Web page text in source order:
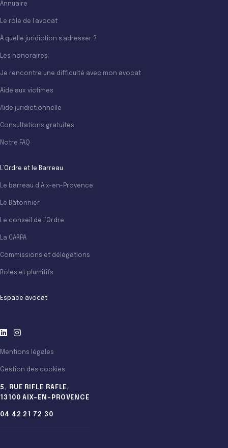
Annuaire
Le rôle de l’avocat
À quelle juridiction s’adresser ?
Les honoraires
Je rencontre une difficulté avec mon avocat
Aide aux victimes
Aide juridictionnelle
Consultations gratuites
Notre FAQ
L’Ordre et le Barreau
Le barreau d’Aix-en-Provence
Le Bâtonnier
Le conseil de l’Ordre
La CARPA
Commissions et délégations
Rôles et plumitifs
Espace avocat
Mentions légales
Gestion des cookies
5, RUE RIFLE RAFLE,
13100 AIX-EN-PROVENCE
04 42 21 72 30